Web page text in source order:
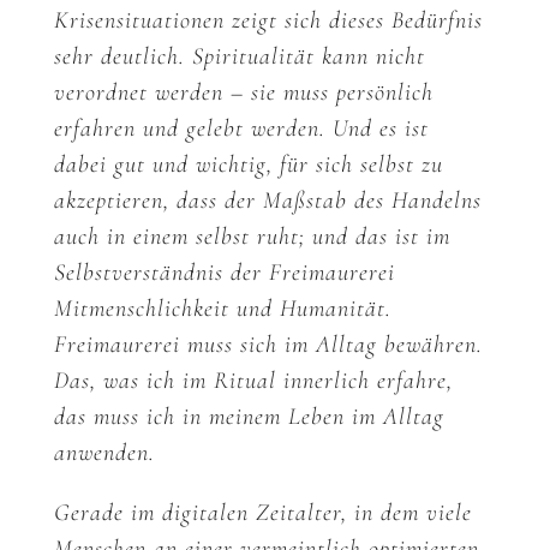
Krisensituationen zeigt sich dieses Bedürfnis
sehr deutlich. Spiritualität kann nicht
verordnet werden – sie muss persönlich
erfahren und gelebt werden. Und es ist
dabei gut und wichtig, für sich selbst zu
akzeptieren, dass der Maßstab des Handelns
auch in einem selbst ruht; und das ist im
Selbstverständnis der Freimaurerei
Mitmenschlichkeit und Humanität.
Freimaurerei muss sich im Alltag bewähren.
Das, was ich im Ritual innerlich erfahre,
das muss ich in meinem Leben im Alltag
anwenden.
Gerade im digitalen Zeitalter, in dem viele